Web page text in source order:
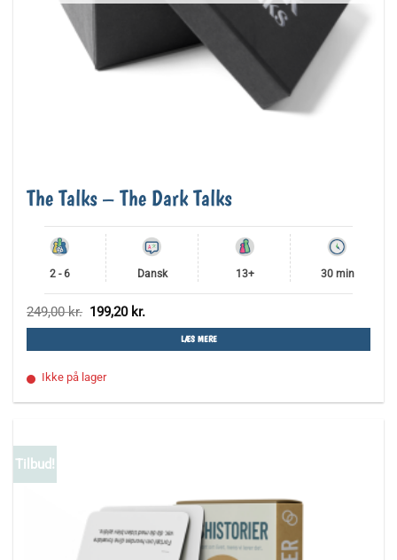
The Talks – The Dark Talks
2 - 6 Dansk 13+ 30 min
249,00kr. Den
oprindelige
pris
249,00 kr..
199,20 kr.
aktuelle
pris
199,20 kr..
LÆS MERE
Ikke på lager
Tilbud!